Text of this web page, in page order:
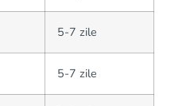
5-7 zile
5-7 zile